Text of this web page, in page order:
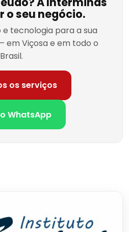
o seu negócio.
tecnologia para a sua
Viçosa e em todo o
Brasil.
os serviços
WhatsApp